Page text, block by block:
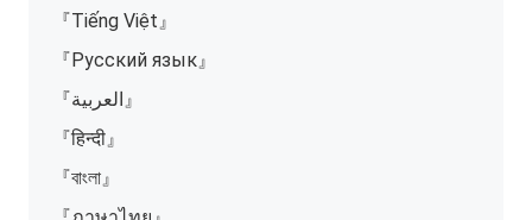
『Tiếng Việt』
『Русский язык』
『العربية』
『हिन्दी』
『বাংলা』